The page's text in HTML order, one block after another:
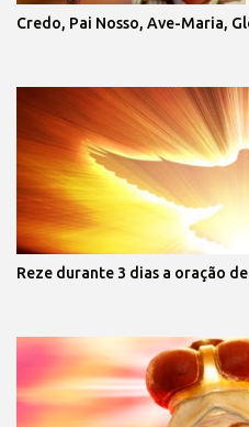
Credo, Pai Nosso, Ave-Maria,
Reze durante 3 dias a oração